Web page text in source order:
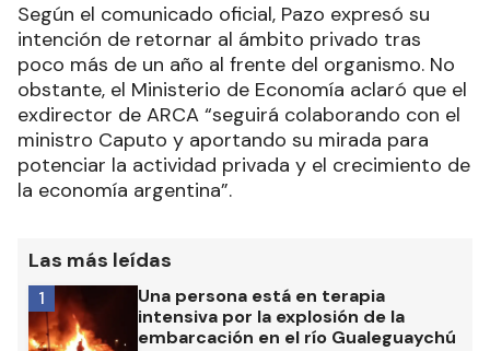
Según el comunicado oficial, Pazo expresó su
intención de retornar al ámbito privado tras
poco más de un año al frente del organismo. No
obstante, el Ministerio de Economía aclaró que el
exdirector de ARCA “seguirá colaborando con el
ministro Caputo y aportando su mirada para
potenciar la actividad privada y el crecimiento de
la economía argentina”.
Las más leídas
Una persona está en terapia
intensiva por la explosión de la
embarcación en el río Gualeguaychú
1